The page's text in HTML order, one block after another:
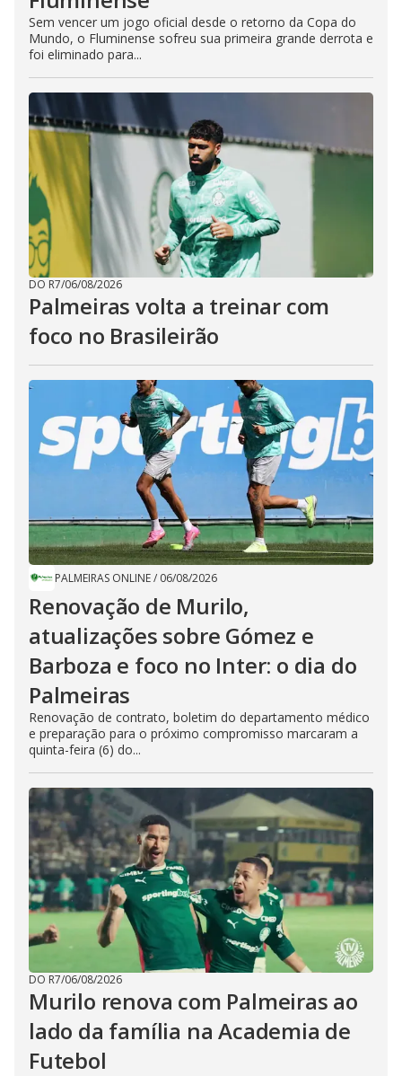
Sem vencer um jogo oficial desde o retorno da Copa do
Mundo, o Fluminense sofreu sua primeira grande derrota e
foi eliminado para...
DO R7/06/08/2026
Palmeiras volta a treinar com
foco no Brasileirão
PALMEIRAS ONLINE/ 06/08/2026
Renovação de Murilo,
atualizações sobre Gómez e
Barboza e foco no Inter: o dia do
Palmeiras
Renovação de contrato, boletim do departamento médico
e preparação para o próximo compromisso marcaram a
quinta-feira (6) do...
DO R7/06/08/2026
Murilo renova com Palmeiras ao
lado da família na Academia de
Futebol